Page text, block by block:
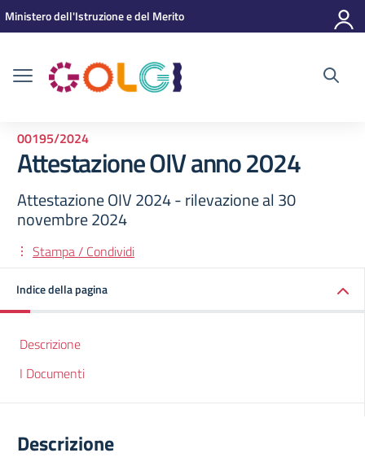
Vai ai contenuti
Vai al menu di navigazione
Vai al footer
Ministero dell'Istruzione e del Merito
00195/2024
Attestazione OIV anno 2024
Attestazione OIV 2024 - rilevazione al 30
novembre 2024
Stampa / Condividi
Indice della pagina
Descrizione
I Documenti
Descrizione